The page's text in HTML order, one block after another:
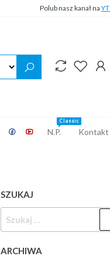
Polub nasz kanał na YT
N.P.
Classic
Kontakt
SZUKAJ
ARCHIWA